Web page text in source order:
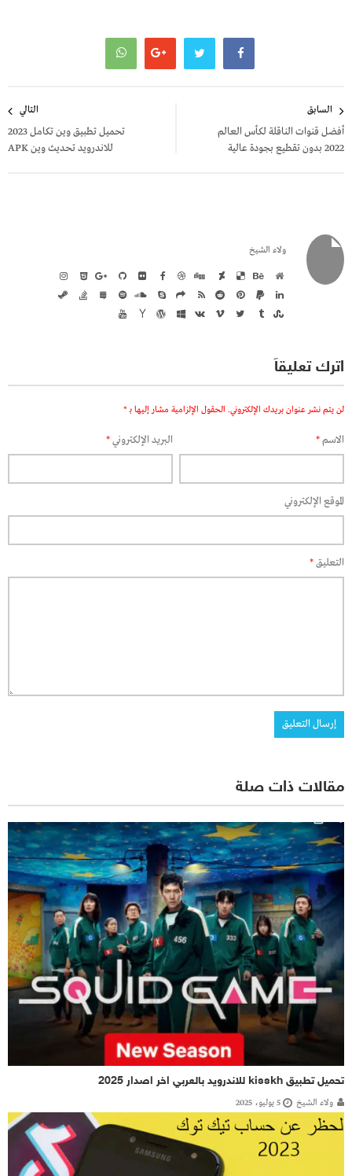
المقالات
السابق
أفضل قنوات الناقلة لكأس العالم
2022 بدون تقطيع بجودة عالية
التالي
تحميل تطبيق وين تكامل 2023
للاندرويد تحديث وين APK
ولاء الشيخ
اترك تعليقاً
لن يتم نشر عنوان بريدك الإلكتروني. الحقول الإلزامية مشار إليها بـ *
الاسم* البريد الإلكتروني*
الموقع الإلكتروني
التعليق*
مقالات ذات صلة
تحميل تطبيق kisskh للاندرويد بالعربي اخر اصدار 2025
ولاء الشيخ 5 يوليو، 2025